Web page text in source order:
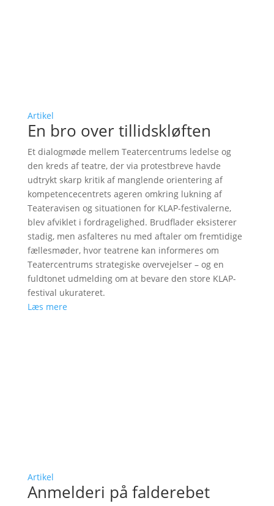
Artikel
En bro over tillidskløften
Et dialogmøde mellem Teatercentrums ledelse og
den kreds af teatre, der via protestbreve havde
udtrykt skarp kritik af manglende orientering af
kompetencecentrets ageren omkring lukning af
Teateravisen og situationen for KLAP-festivalerne,
blev afviklet i fordragelighed. Brudflader eksisterer
stadig, men asfalteres nu med aftaler om fremtidige
fællesmøder, hvor teatrene kan informeres om
Teatercentrums strategiske overvejelser – og en
fuldtonet udmelding om at bevare den store KLAP-
festival ukurateret.
Læs mere
Artikel
Anmelderi på falderebet